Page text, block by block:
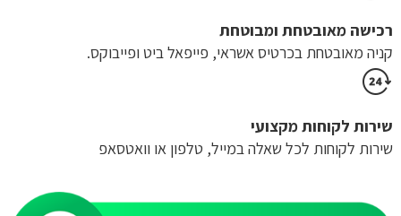
רכישה​ ​מאובטחת ומבוטחת
קניה מאובטחת בכרטיס אשראי, פייפאל ביט ופייבוקס.
שירות לקוחות מקצועי
שירות לקוחות לכל שאלה במייל, טלפון או וואטסאפ